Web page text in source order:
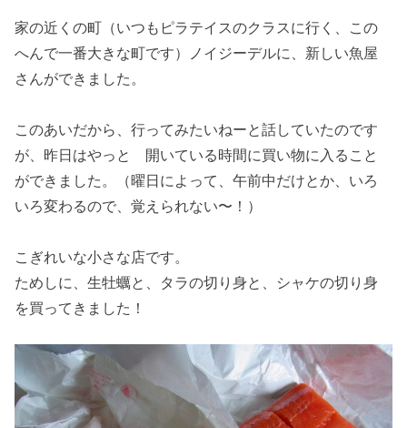
家の近くの町（いつもピラテイスのクラスに行く、この
へんで一番大きな町です）ノイジーデルに、新しい魚屋
さんができました。
このあいだから、行ってみたいねーと話していたのです
が、昨日はやっと 開いている時間に買い物に入ること
ができました。（曜日によって、午前中だけとか、いろ
いろ変わるので、覚えられない〜！）
こぎれいな小さな店です。
ためしに、生牡蠣と、タラの切り身と、シャケの切り身
を買ってきました！